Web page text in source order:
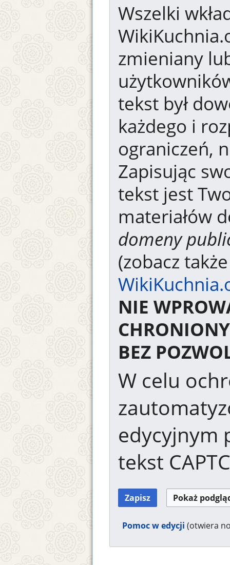
Wszelki
zmieniany
tekst był
każdego i
ograniczeń,
Zapisując
tekst jest
materiałów
domeny
(zobacz
NIE
BEZ
W celu
edycyjnym
tekst
Pomoc w edycji (otwiera